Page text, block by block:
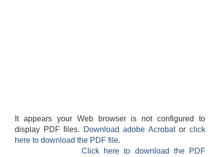
It appears your Web browser is not configured to
display PDF files.
Download adobe Acrobatorclick
here to download the PDF file.
Click here to download the PDF